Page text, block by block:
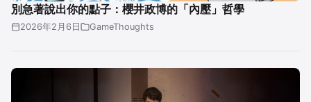
別急著說出你的點子：櫻井政博的「內壓」哲學
2026年2月6日 GameThoughts